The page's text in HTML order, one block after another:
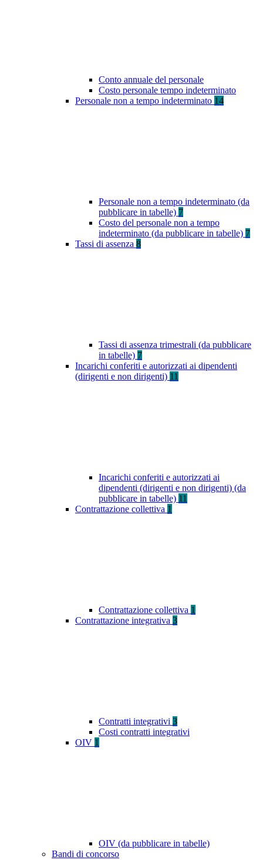
Conto annuale del personale
Costo personale tempo indeterminato
Personale non a tempo indeterminato 14
Personale non a tempo indeterminato (da
pubblicare in tabelle) 7
Costo del personale non a tempo
indeterminato (da pubblicare in tabelle) 7
Tassi di assenza 8
Tassi di assenza trimestrali (da pubblicare
in tabelle) 7
Incarichi conferiti e autorizzati ai dipendenti
(dirigenti e non dirigenti) 11
Incarichi conferiti e autorizzati ai
dipendenti (dirigenti e non dirigenti) (da
pubblicare in tabelle) 11
Contrattazione collettiva 1
Contrattazione collettiva 1
Contrattazione integrativa 3
Contratti integrativi 3
Costi contratti integrativi
OIV 1
OIV (da pubblicare in tabelle)
Bandi di concorso